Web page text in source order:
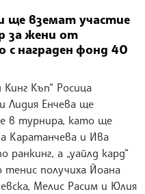
ще вземат участие
за жени от
с награден фонд 40
Къп“ Росица
Лидия Енчева ще
в турнира, като ще
Каратанчева и Ива
ранкинг, а „уайлд кард“
тенис получиха Йоана
Мелис Расим и Юлия